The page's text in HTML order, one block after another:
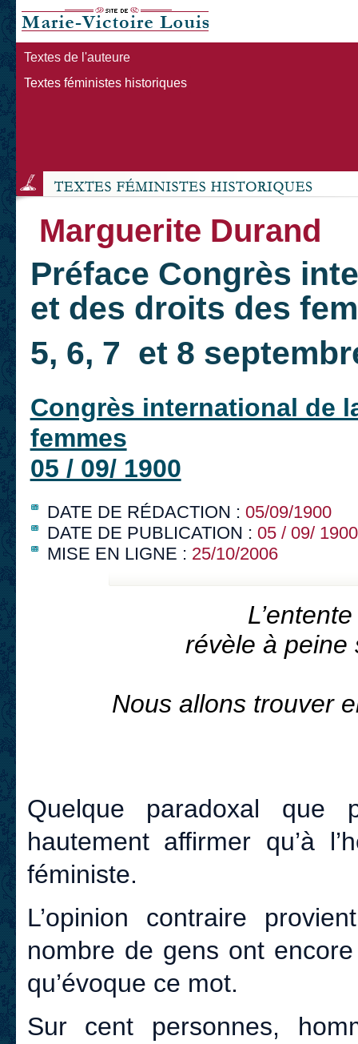
Textes de l'auteure
Textes féministes historiques
Marguerite Durand
Préface Congrès
et des droits des
5, 6, 7 et 8
Congrès international de
femmes
05 / 09/ 1900
DATE DE RÉDACTION : 05/09/1900
DATE DE PUBLICATION : 05 / 09/ 1900
MISE EN LIGNE : 25/10/2006
révèle à peine
Nous allons trouver
Quelque paradoxal que
hautement affirmer qu’à
féministe.
L’opinion contraire
nombre de gens ont
qu’évoque ce mot.
Sur cent personnes,